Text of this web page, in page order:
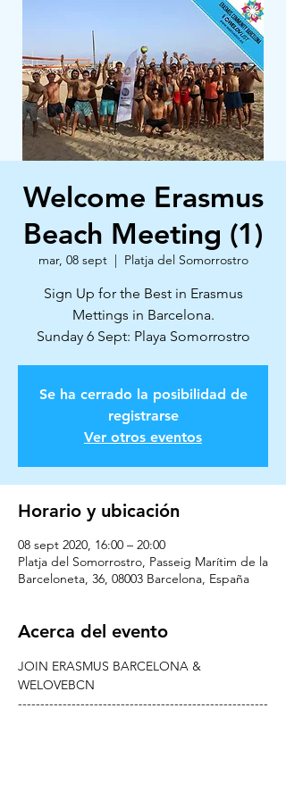
Welcome Erasmus
Beach Meeting (1)
mar, 08 sept
  |
Platja del Somorrostro
Sign Up for the Best in Erasmus
Mettings in Barcelona.
Sunday 6 Sept: Playa Somorrostro
Se ha cerrado la posibilidad de
registrarse
Ver otros eventos
Horario y ubicación
08 sept 2020, 16:00 – 20:00
Platja del Somorrostro, Passeig Marítim de la
Barceloneta, 36, 08003 Barcelona, España
Acerca del evento
JOIN ERASMUS BARCELONA &
WELOVEBCN
--------------------------------------------------------